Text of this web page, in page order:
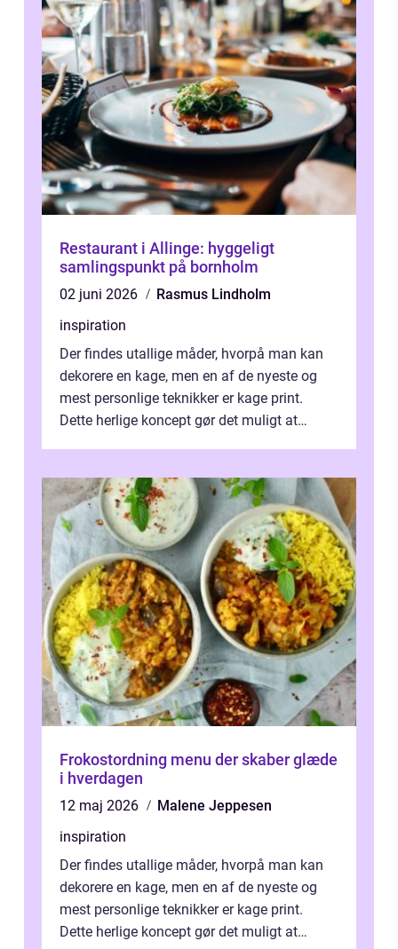
Restaurant i Allinge: hyggeligt
samlingspunkt på bornholm
02 juni 2026
Rasmus Lindholm
inspiration
Der findes utallige måder, hvorpå man kan
dekorere en kage, men en af de nyeste og
mest personlige teknikker er kage print.
Dette herlige koncept gør det muligt at
Frokostordning menu der skaber glæde
i hverdagen
12 maj 2026
Malene Jeppesen
inspiration
Der findes utallige måder, hvorpå man kan
dekorere en kage, men en af de nyeste og
mest personlige teknikker er kage print.
Dette herlige koncept gør det muligt at